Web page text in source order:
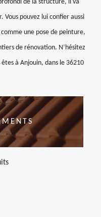
de la structure, il va
pouvez lui confier aussi
une pose de peinture,
de rénovation. N’hésitez
à Anjouin, dans le 36210